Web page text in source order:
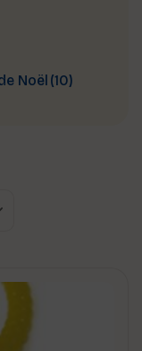
Noël (10)